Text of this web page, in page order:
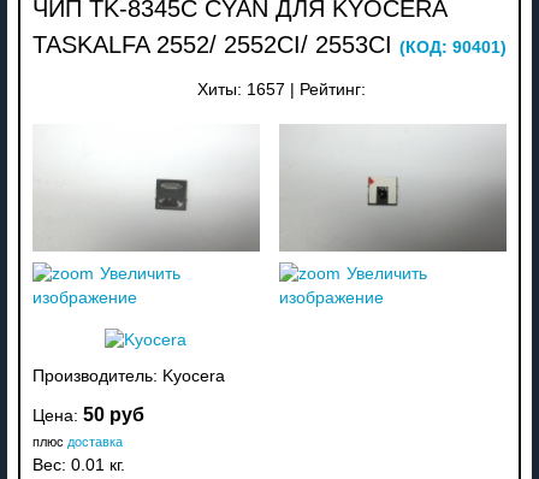
ЧИП TK-8345C CYAN ДЛЯ KYOCERA
TASKALFA 2552/ 2552CI/ 2553CI (КОД: 90401)
Хиты: 1657 Рейтинг:
Увеличить
изображение
Увеличить
изображение
Производитель: Kyocera
Цена: 50 руб
плюс доставка
Вес: 0.01 кг.